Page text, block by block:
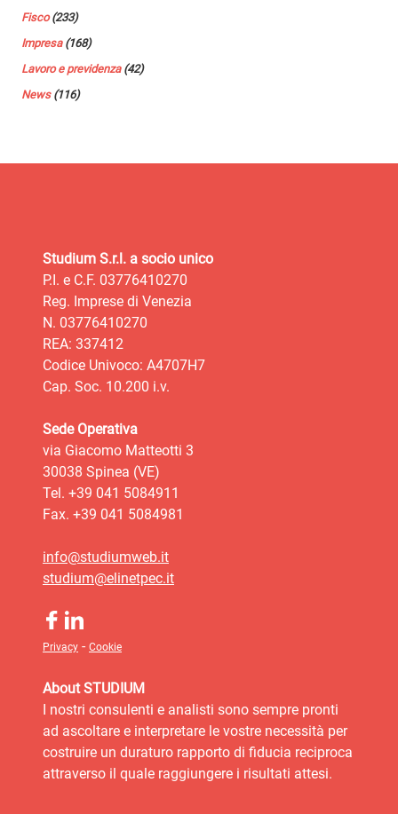
Fisco(233)
Impresa(168)
Lavoro e previdenza(42)
News(116)
Studium S.r.l. a socio unico
P.I. e C.F. 03776410270
Reg. Imprese di Venezia
N. 03776410270
REA: 337412
Codice Univoco: A4707H7
Cap. Soc. 10.200 i.v.
Sede Operativa
via Giacomo Matteotti 3
30038 Spinea (VE)
Tel. +39 041 5084911
Fax. +39 041 5084981
info@studiumweb.it
studium@elinetpec.it
Privacy - Cookie
About STUDIUM
I nostri consulenti e analisti sono sempre pronti
ad ascoltare e interpretare le vostre necessità per
costruire un duraturo rapporto di fiducia reciproca
attraverso il quale raggiungere i risultati attesi.